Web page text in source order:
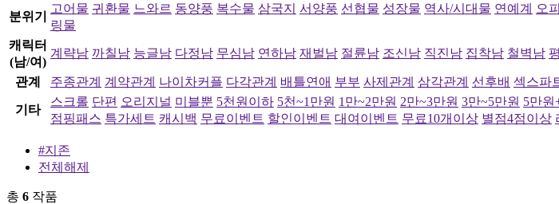
분위기
고어물 귀환물 느와르 동양풍 복수물 삼국지 서양풍 선협물 성장물 역사/시대물 연예계 오
링물
캐릭터
(남/여)
계략남 까칠남 능글남 다정남 무심남 연하남 재벌남 절륜남 조신남 직진남 집착남 철벽남
관계 주종관계 계약관계 나이차커플 다각관계 배틀연애 부부 사제관계 삼각관계 선후배 섹스파
기타
스크롤 단편 오리지널 미블뿐 5천원이하 5천~1만원 1만~2만원 2만~3만원 3만~5만원 5만원
점핑패스 특가세트 캐시백 무료이벤트 할인이벤트 대여이벤트 무료10개이상 별점4점이상
#지존
전체해제
총 6 작품